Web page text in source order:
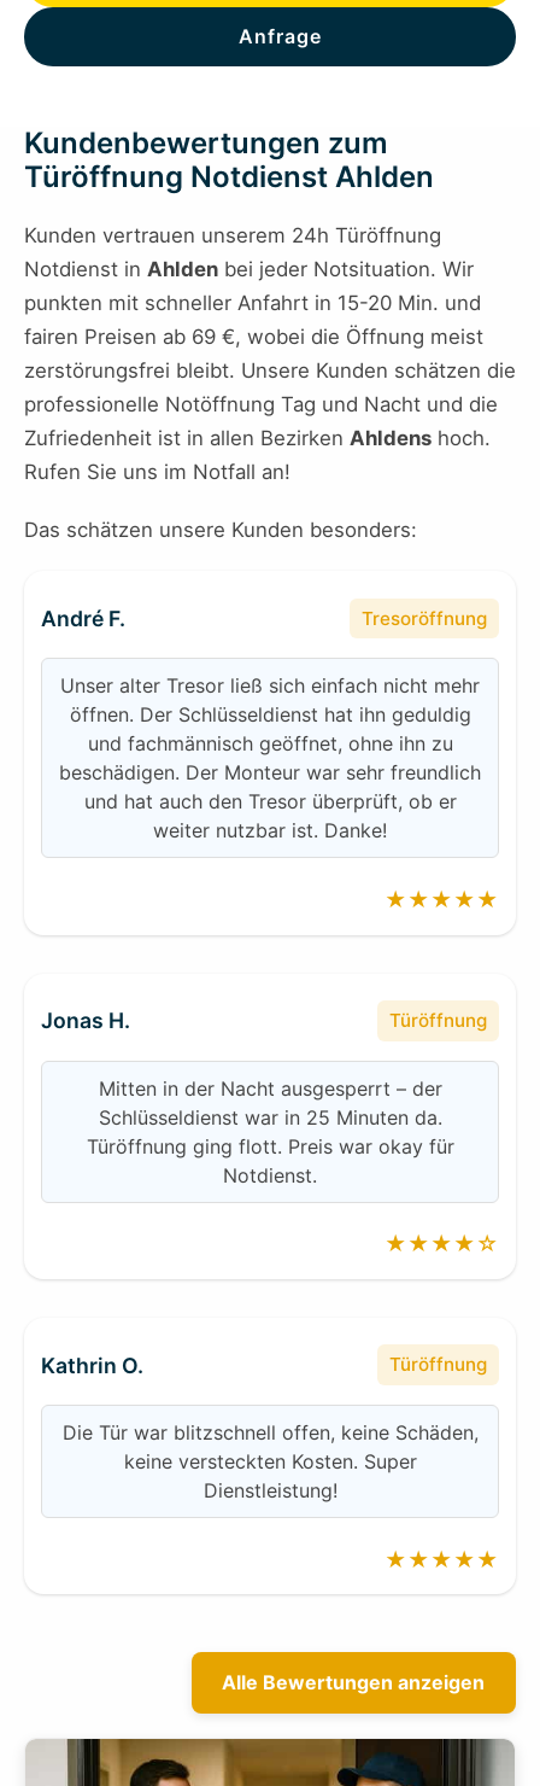
Anfrage
Kundenbewertungen zum
Türöffnung Notdienst Ahlden
Kunden vertrauen unserem 24h Türöffnung
Notdienst in Ahlden bei jeder Notsituation. Wir
punkten mit schneller Anfahrt in 15-20 Min. und
fairen Preisen ab 69 €, wobei die Öffnung meist
zerstörungsfrei bleibt. Unsere Kunden schätzen die
professionelle Notöffnung Tag und Nacht und die
Zufriedenheit ist in allen Bezirken Ahldens hoch.
Rufen Sie uns im Notfall an!
Das schätzen unsere Kunden besonders:
André F. Tresoröffnung
Unser alter Tresor ließ sich einfach nicht mehr
öffnen. Der Schlüsseldienst hat ihn geduldig
und fachmännisch geöffnet, ohne ihn zu
beschädigen. Der Monteur war sehr freundlich
und hat auch den Tresor überprüft, ob er
weiter nutzbar ist. Danke!
★★★★★
Jonas H. Türöffnung
Mitten in der Nacht ausgesperrt – der
Schlüsseldienst war in 25 Minuten da.
Türöffnung ging flott. Preis war okay für
Notdienst.
★★★★☆
Kathrin O. Türöffnung
Die Tür war blitzschnell offen, keine Schäden,
keine versteckten Kosten. Super
Dienstleistung!
★★★★★
Alle Bewertungen anzeigen